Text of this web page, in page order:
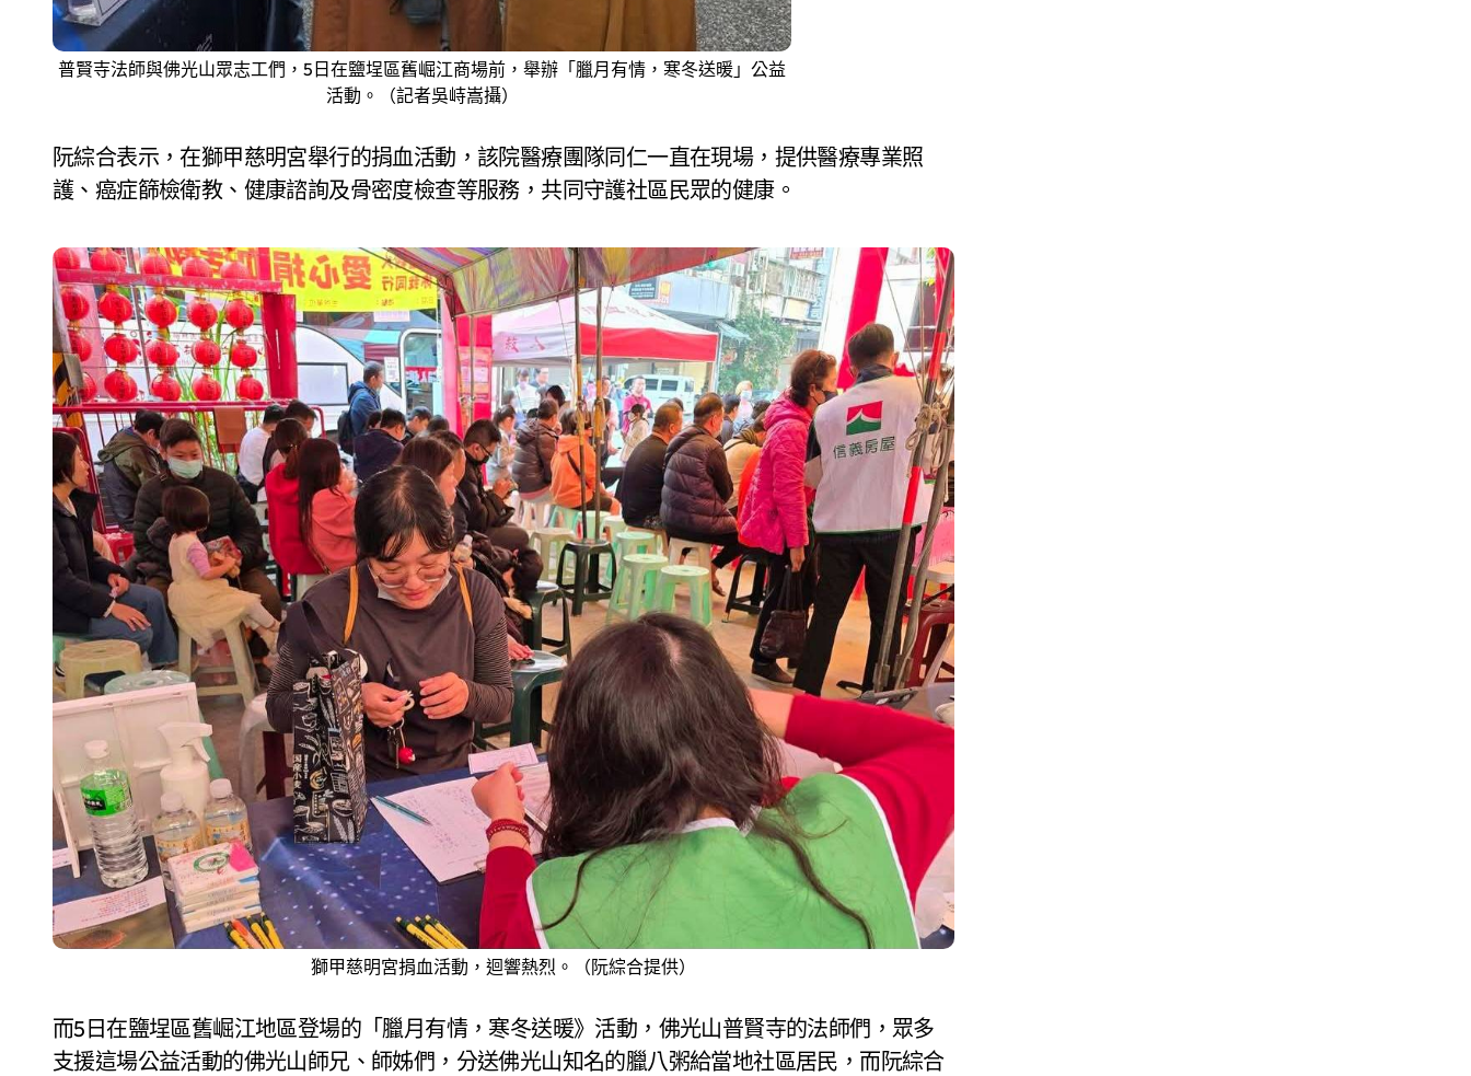
普賢寺法師與佛光山眾志工們，5日在鹽埕區舊崛江商場前，舉辦「臘月有情，寒冬送暖」公益
活動。（記者吳峙嵩攝）
阮綜合表示，在獅甲慈明宮舉行的捐血活動，該院醫療團隊同仁一直在現場，提供醫療專業照
護、癌症篩檢衛教、健康諮詢及骨密度檢查等服務，共同守護社區民眾的健康。
獅甲慈明宮捐血活動，迴響熱烈。（阮綜合提供）
而5日在鹽埕區舊崛江地區登場的「臘月有情，寒冬送暖》活動，佛光山普賢寺的法師們，眾多
支援這場公益活動的佛光山師兄、師姊們，分送佛光山知名的臘八粥給當地社區居民，而阮綜合